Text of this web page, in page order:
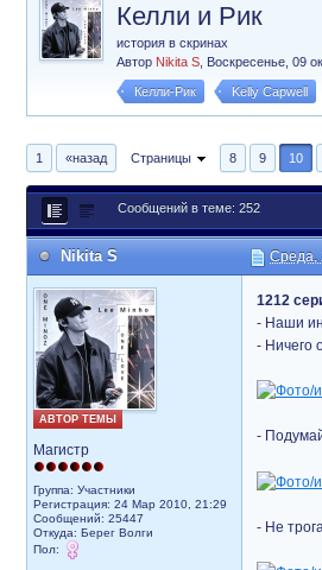
Келли и Рик
история в скринах
Автор Nikita S Воскресенье, 09
Келли-Рик Kelly Capwell
1 «назад Страницы 8 9 10
Сообщений в теме: 252
Nikita S Среда,
АВТОР ТЕМЫ
Магистр
Группа: Участники
Регистрация: 24 Мар 2010, 21:29
Сообщений: 25447
Откуда: Берег Волги
Пол:
1212
- Наши
- Ничего
-
- Не